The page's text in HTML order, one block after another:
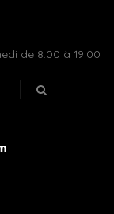
de 8:00 à 19:00